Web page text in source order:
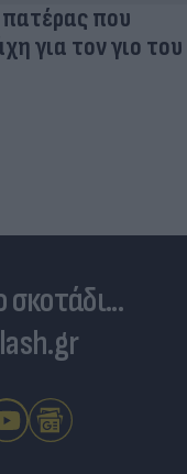
που
για τον γιο του
σκοτάδι...